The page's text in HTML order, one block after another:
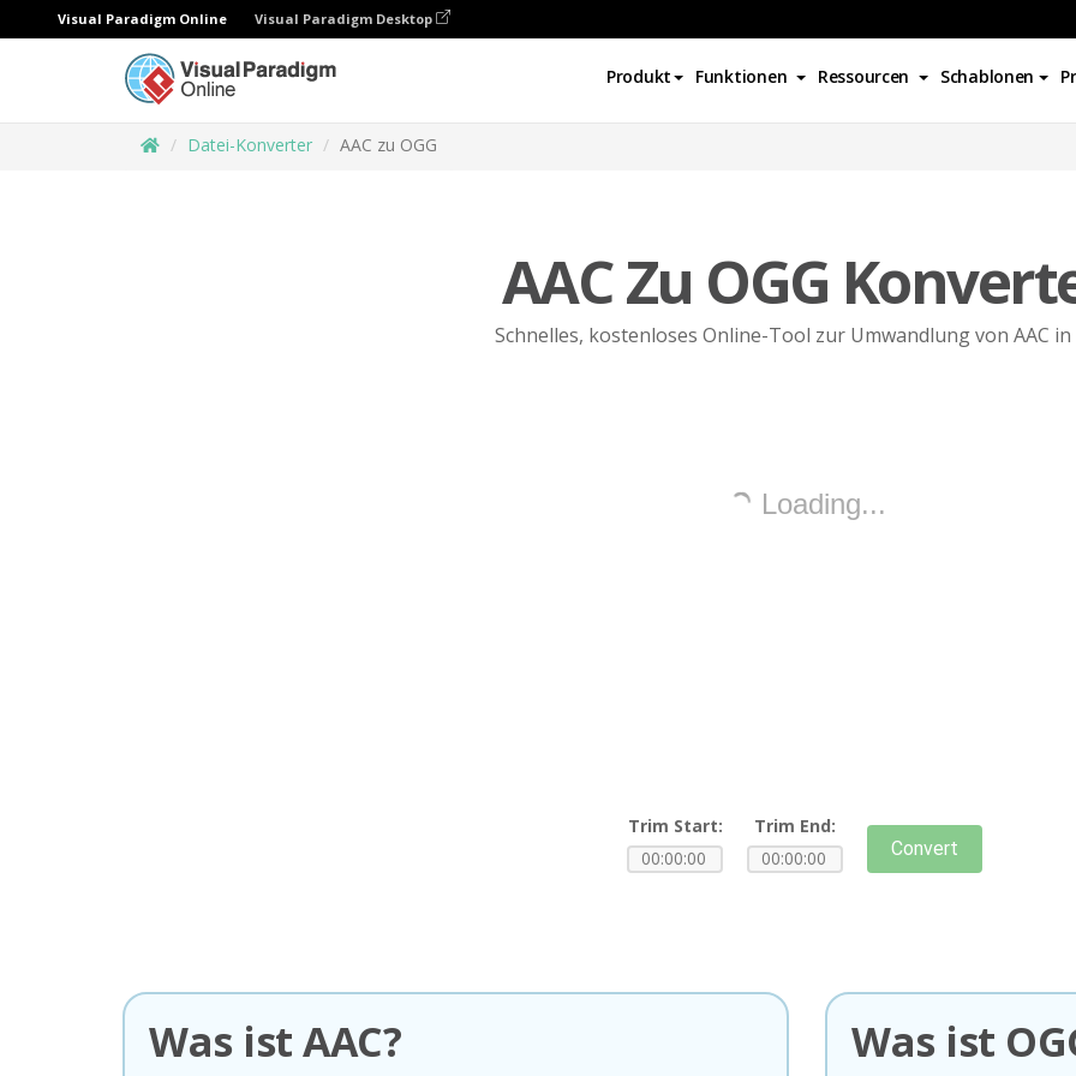
Visual Paradigm Online Visual Paradigm Desktop
Produkt Funktionen Ressourcen Schablonen
Datei-Konverter AAC zu OGG
AAC Zu OGG
Schnelles, kostenloses Online-Tool zur Umwandlung von AAC in
Trim Start:
Trim End:
Convert
Was ist AAC? Was ist